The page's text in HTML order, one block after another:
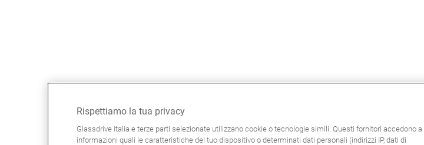
Rispettiamo la tua privacy
Glassdrive Italia e terze parti selezionate utilizzano cookie o tecnologie simili. Questi fornitori accedono a
informazioni quali le caratteristiche del tuo dispositivo o determinati dati personali (indirizzi IP, dati di